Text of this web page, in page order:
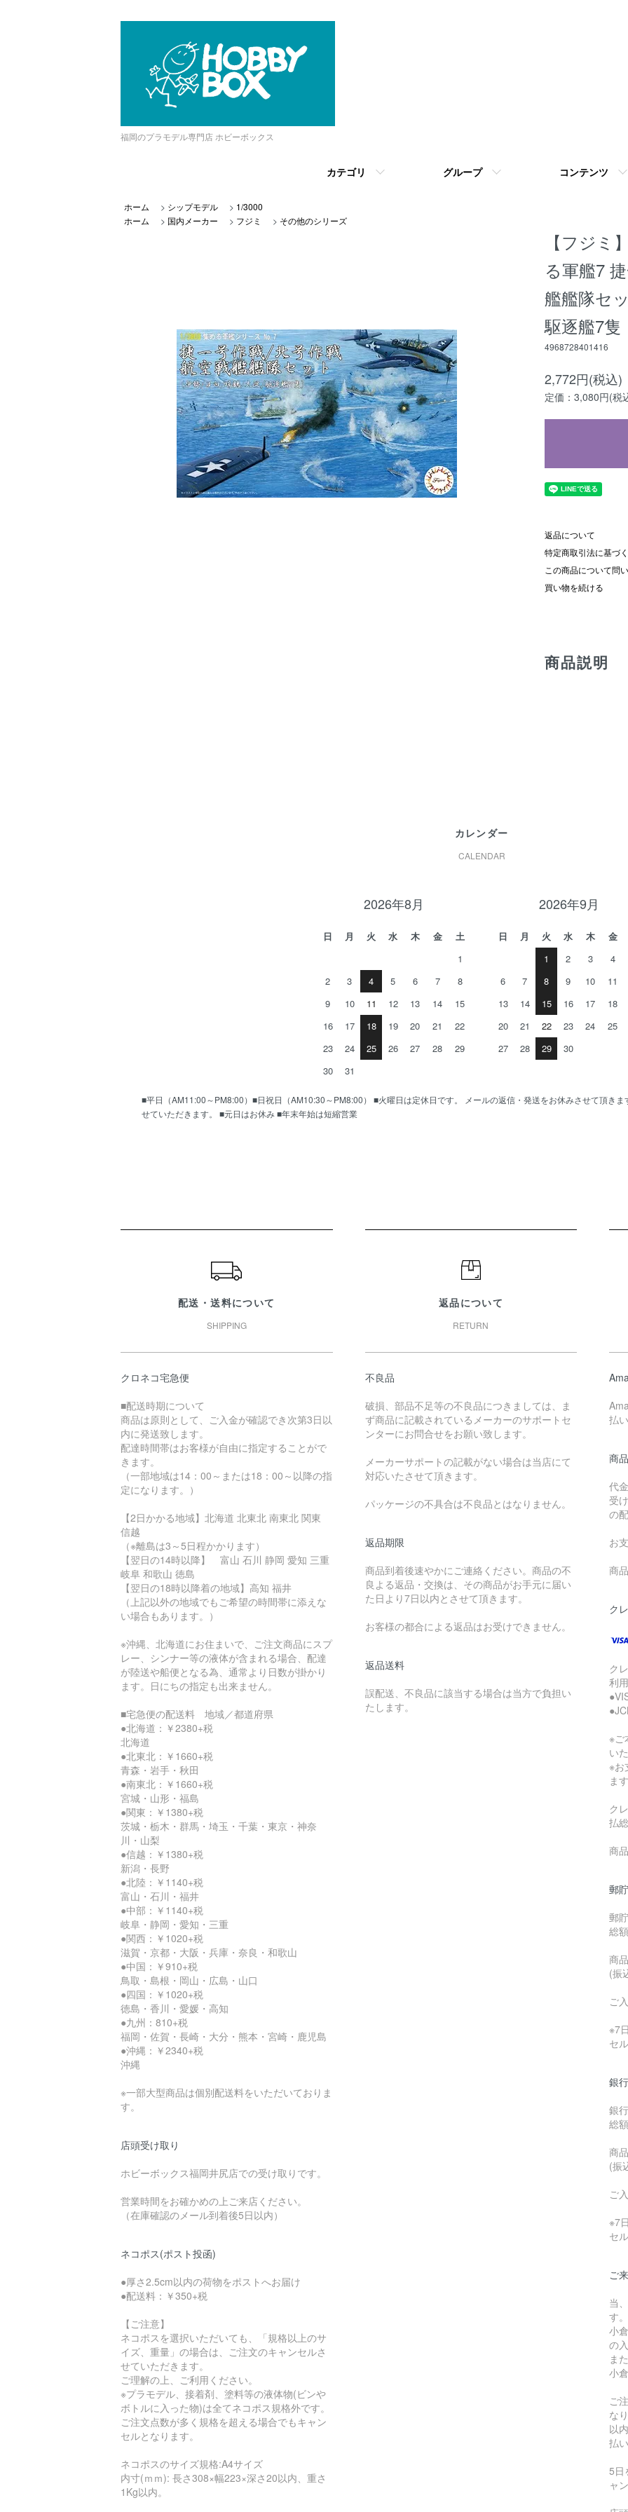
福岡のプラモデル専門店 ホビーボックス
カテゴリ グループ コンテンツ
ホーム > シップモデル > 1/3000
ホーム
> 国内メーカー > フジミ > その他のシリーズ
【フジミ
る軍艦7
艦艦隊セ
駆逐艦7隻
4968728401416
2,772円(税込)
定価：3,080円(税
返品について
特定商取引法に基づ
この商品について問
買い物を続ける
商品説明
カレンダー
CALENDAR
2026年8月
日 月 火 水 木 金
土
1
2
3 4 5 6 7
8
9
10 11 12 13 14
15
16
17 18 19 20 21
22
23
24 25 26 27 28
29
30
31
2026年9月
日 月 火 水 木
金
1
2 3
4
6
7 8 9 10
11
13
14 15 16 17
18
20
21 22 23 24
25
27
28 29 30
■平日（AM11:00～PM8:00）■日祝日（AM10:30～PM8:00） ■火曜日は定休日です。 メールの返信・発送をお休みさせて頂き
せていただきます。 ■元日はお休み ■年末年始は短縮営業
配送・送料について
SHIPPING
クロネコ宅急便
■配送時期について
商品は原則として、ご入金が確認でき次第3日以
内に発送致します。
配達時間帯はお客様が自由に指定することがで
きます。
（一部地域は14：00～または18：00～以降の指
定になります。）
【2日かかる地域】北海道 北東北 南東北 関東
信越
（※離島は3～5日程かかります）
【翌日の14時以降】 富山 石川 静岡 愛知 三重
岐阜 和歌山 徳島
【翌日の18時以降着の地域】高知 福井
（上記以外の地域でもご希望の時間帯に添えな
い場合もあります。）
※沖縄、北海道にお住まいで、ご注文商品にスプ
レー、シンナー等の液体が含まれる場合、配達
が陸送や船便となる為、通常より日数が掛かり
ます。日にちの指定も出来ません。
■宅急便の配送料 地域／都道府県
●北海道：￥2380+税
北海道
●北東北：￥1660+税
青森・岩手・秋田
●南東北：￥1660+税
宮城・山形・福島
●関東：￥1380+税
茨城・栃木・群馬・埼玉・千葉・東京・神奈
川・山梨
●信越：￥1380+税
新潟・長野
●北陸：￥1140+税
富山・石川・福井
●中部：￥1140+税
岐阜・静岡・愛知・三重
●関西：￥1020+税
滋賀・京都・大阪・兵庫・奈良・和歌山
●中国：￥910+税
鳥取・島根・岡山・広島・山口
●四国：￥1020+税
徳島・香川・愛媛・高知
●九州：810+税
福岡・佐賀・長崎・大分・熊本・宮崎・鹿児島
●沖縄：￥2340+税
沖縄
※一部大型商品は個別配送料をいただいておりま
す。
店頭受け取り
ホビーボックス福岡井尻店での受け取りです。
営業時間をお確かめの上ご来店ください。
（在庫確認のメール到着後5日以内）
ネコポス(ポスト投函)
●厚さ2.5cm以内の荷物をポストへお届け
●配送料：￥350+税
【ご注意】
ネコポスを選択いただいても、「規格以上のサ
イズ、重量」の場合は、ご注文のキャンセルさ
せていただきます。
ご理解の上、ご利用ください。
※プラモデル、接着剤、塗料等の液体物(ビンや
ボトルに入った物)は全てネコポス規格外です。
ご注文点数が多く規格を超える場合でもキャン
セルとなります。
ネコポスのサイズ規格:A4サイズ
内寸(ｍｍ): 長さ308×幅223×深さ20以内、重さ
1Kg以内。
返品について
RETURN
不良品
破損、部品不足等の不良品につきましては、ま
ず商品に記載されているメーカーのサポートセ
ンターにお問合せをお願い致します。
メーカーサポートの記載がない場合は当店にて
対応いたさせて頂きます。
パッケージの不具合は不良品とはなりません。
返品期限
商品到着後速やかにご連絡ください。商品の不
良よる返品・交換は、その商品がお手元に届い
た日より7日以内とさせて頂きます。
お客様の都合による返品はお受けできません。
返品送料
誤配送、不良品に該当する場合は当方で負担い
たします。
払
商
代
受
の
お
商
ク
ク
利
※ご
い
※お
ま
ク
払
商
郵
郵
総
商
(振
ご
※7
セ
銀
銀
総
商
(振
ご
※7
セ
ご
当
す
小
の
ま
小
ご
な
以
払
5日
ャ